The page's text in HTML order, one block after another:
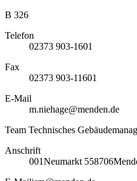
B 326
Telefon
02373 903-1601
Fax
02373 903-11601
E-Mail
m.niehage@menden.de
Team Technisches
Anschrift
001Neumarkt 558706